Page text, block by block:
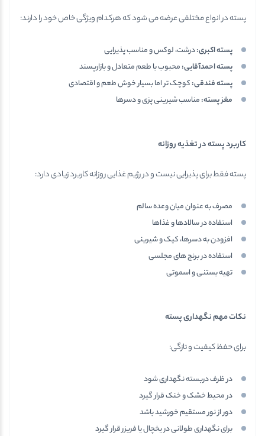
پسته در انواع مختلفی عرضه می شود که هرکدام ویژگی خاص خود را دارند:
پسته اکبری:درشت، لوکس و مناسب پذیرایی
پسته احمدآقایی:محبوب با طعم متعادل و بازارپسند
پسته فندقی:کوچک تر اما بسیار خوش طعم و اقتصادی
مغز پسته:مناسب شیرینی پزی و دسرها
کاربرد پسته در تغذیه روزانه
پسته فقط برای پذیرایی نیست و در رژیم غذایی روزانه کاربرد زیادی دارد:
مصرف به عنوان میان وعده سالم
استفاده در سالادها و غذاها
افزودن به دسرها، کیک و شیرینی
استفاده در برنج های مجلسی
تهیه بستنی و اسموتی
نکات مهم نگهداری پسته
برای حفظ کیفیت و تازگی:
در ظرف دربسته نگهداری شود
در محیط خشک و خنک قرار گیرد
دور از نور مستقیم خورشید باشد
برای نگهداری طولانی در یخچال یا فریزر قرار گیرد